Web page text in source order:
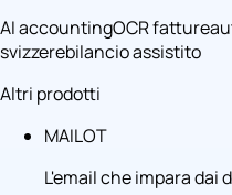
AI accountingOCR fatture
svizzerebilancio assistito
Altri prodotti
MAILOT
L'email che impara dai